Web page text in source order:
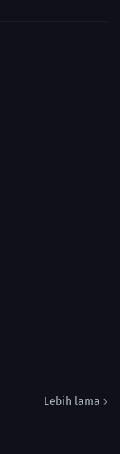
Lebih lama